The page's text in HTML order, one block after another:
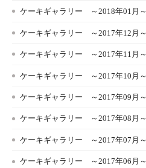
ケーキギャラリー ～2018年01月～
ケーキギャラリー ～2017年12月～
ケーキギャラリー ～2017年11月～
ケーキギャラリー ～2017年10月～
ケーキギャラリー ～2017年09月～
ケーキギャラリー ～2017年08月～
ケーキギャラリー ～2017年07月～
ケーキギャラリー ～2017年06月～